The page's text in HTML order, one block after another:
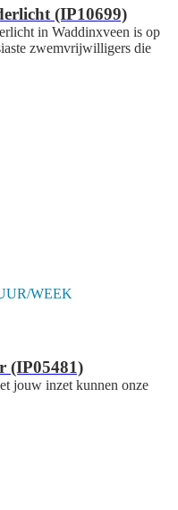
(IP10699)
in Waddinxveen is op
zwemvrijwilligers die
WEEK
(IP05481)
jouw inzet kunnen onze